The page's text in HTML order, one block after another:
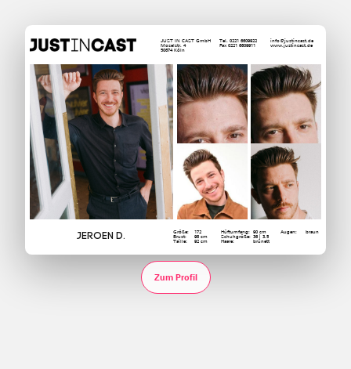
JUST IN CAST GmbH
Moselstr. 4
50674 Köln
Tel. 0221 6609922
Fax 0221 6609911
info@justincast.de
www.justincast.de
Jeroen D. Größe: 172 Hüftumfang: 90 cm Augen: braun
Brust: 98 cm Schuhgröße: 36 | 3.5
Taille: 92 cm Haare: brünett
Zum Profil